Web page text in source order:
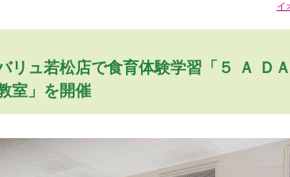
イ
リュ若松店で食育体験学習「５ Ａ Ｄ
室」を開催